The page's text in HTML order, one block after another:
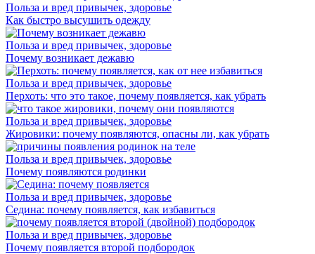
Польза и вред привычек, здоровье
Как быстро высушить одежду
Польза и вред привычек, здоровье
Почему возникает дежавю
Польза и вред привычек, здоровье
Перхоть: что это такое, почему появляется, как убрать
Польза и вред привычек, здоровье
Жировики: почему появляются, опасны ли, как убрать
Польза и вред привычек, здоровье
Почему появляются родинки
Польза и вред привычек, здоровье
Седина: почему появляется, как избавиться
Польза и вред привычек, здоровье
Почему появляется второй подбородок